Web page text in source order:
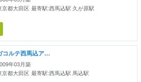
京都大田区 最寄駅:西馬込駅 久が原駅
ヴォーガコルテ西馬込アジールコート
年03月築
京都大田区 最寄駅:西馬込駅 馬込駅